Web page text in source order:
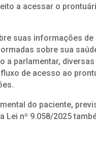
a acessar o
suas informações
sobre sua
a parlamentar,
de acesso ao
do paciente,
Lei nº 9.058/2025